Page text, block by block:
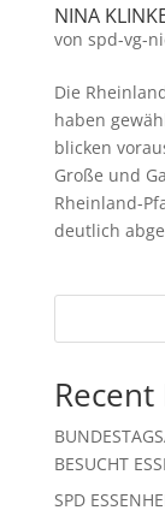
NINA
von spd-vg-
Die
haben
blicken
Große und
Rheinland-
deutlich
Recent
BESUCHT
SPD